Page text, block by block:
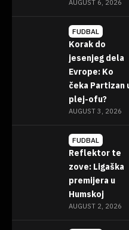
AUGUST 6, 2026
FUDBAL
Korak do
jesenjeg dela
Evrope: Ko
čeka Partizan
plej-ofu?
AUGUST 3, 2026
FUDBAL
Reflektor te
zove: Ligaška
premijera u
Humskoj
AUGUST 2, 2026